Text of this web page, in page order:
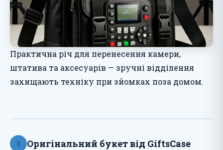
Практична річ для перенесення камери,
штатива та аксесуарів — зручні відділення
захищають техніку при зйомках поза домом.
8 Оригінальний букет від GiftsCase